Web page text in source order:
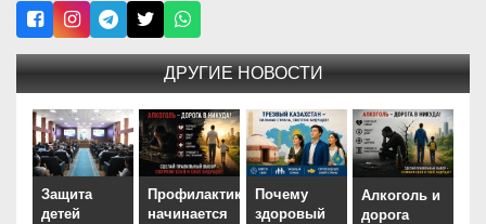
ДРУГИЕ НОВОСТИ
Защита
детей
Профилактика
начинается
Почему
здоровый
Алкоголь и
дорога